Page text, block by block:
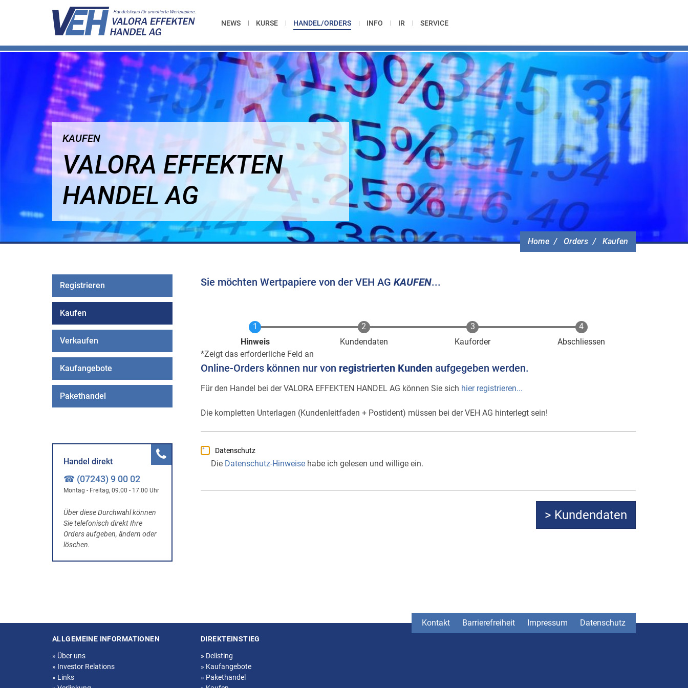
NEWS KURSE HANDEL/ORDERS INFO IR SERVICE
Home Orders Kaufen
KAUFEN
VALORA EFFEKTEN
HANDEL AG
Sie möchten Wertpapiere von der VEH AG KAUFEN...
Aktuell
Hinweis Kundendaten Kauforder
Abschliessen
Zeigt das erforderliche Feld an
Online-Orders können nur von registrierten Kunden aufgegeben werden.
Für den Handel bei der VALORA EFFEKTEN HANDEL AG können Sie sich hier registrieren...
Die kompletten Unterlagen (Kundenleitfaden + Postident) müssen bei der VEH AG hinterlegt sein!
Datenschutz
Die Datenschutz-Hinweise habe ich gelesen und willige ein.
Registrieren
Kaufen
Verkaufen
Kaufangebote
Pakethandel
Handel direkt
☎ (07243) 9 00 02
Montag - Freitag, 09.00 - 17.00 Uhr
Über diese Durchwahl können
Sie telefonisch direkt Ihre
Orders aufgeben, ändern oder
löschen.
Kontakt Barrierefreiheit Impressum Datenschutz
Seitenstruktur
ALLGEMEINE INFORMATIONEN
» Über uns
» Investor Relations
» Links
DIREKTEINSTIEG
» Delisting
» Kaufangebote
» Pakethandel